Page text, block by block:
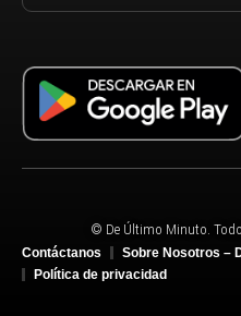
© De Último Minuto.
Contáctanos
Sobre Nosotros –
Política de privacidad